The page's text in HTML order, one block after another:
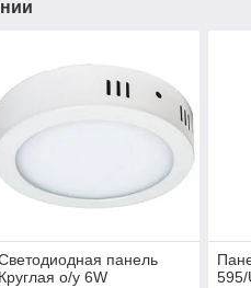
панель
Круглая о/у 6W
595/